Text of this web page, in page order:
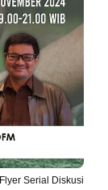
Flyer Serial Diskusi